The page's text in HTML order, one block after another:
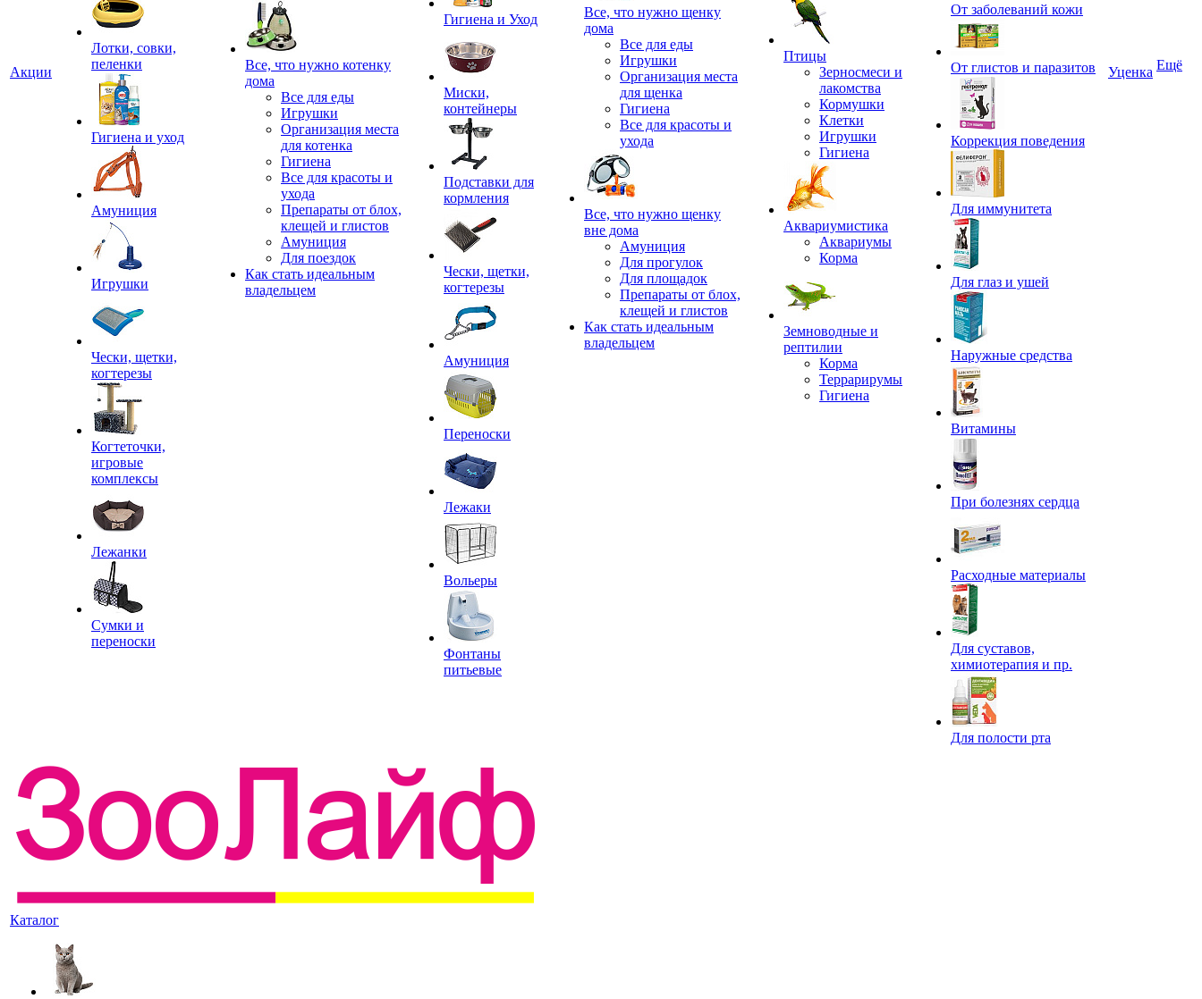
Акции
Лотки, совки,
пеленки
Гигиена и уход
Амуниция
Игрушки
Чески, щетки,
когтерезы
Когтеточки,
игровые
комплексы
Лежанки
Сумки и
переноски
Все, что нужно котенку
дома
Все для еды
Игрушки
Организация места
для котенка
Гигиена
Все для красоты и
ухода
Препараты от блох,
клещей и глистов
Амуниция
Для поездок
Как стать идеальным
владельцем
Гигиена и Уход
Миски,
контейнеры
Подставки для
кормления
Чески, щетки,
когтерезы
Амуниция
Переноски
Лежаки
Вольеры
Фонтаны
питьевые
Все, что нужно щенку
дома
Все для еды
Игрушки
Организация места
для щенка
Гигиена
Все для красоты и
ухода
Все, что нужно щенку
вне дома
Амуниция
Для прогулок
Для площадок
Препараты от блох,
клещей и глистов
Как стать идеальным
владельцем
Птицы
Зерносмеси и
лакомства
Кормушки
Клетки
Игрушки
Гигиена
Аквариумистика
Аквариумы
Корма
Земноводные и
рептилии
Корма
Террарирумы
Гигиена
От заболеваний кожи
От глистов и паразитов
Коррекция поведения
Для иммунитета
Для глаз и ушей
Наружные средства
Витамины
При болезнях сердца
Расходные материалы
Для суставов,
химиотерапия и пр.
Для полости рта
Уценка Ещё
Каталог